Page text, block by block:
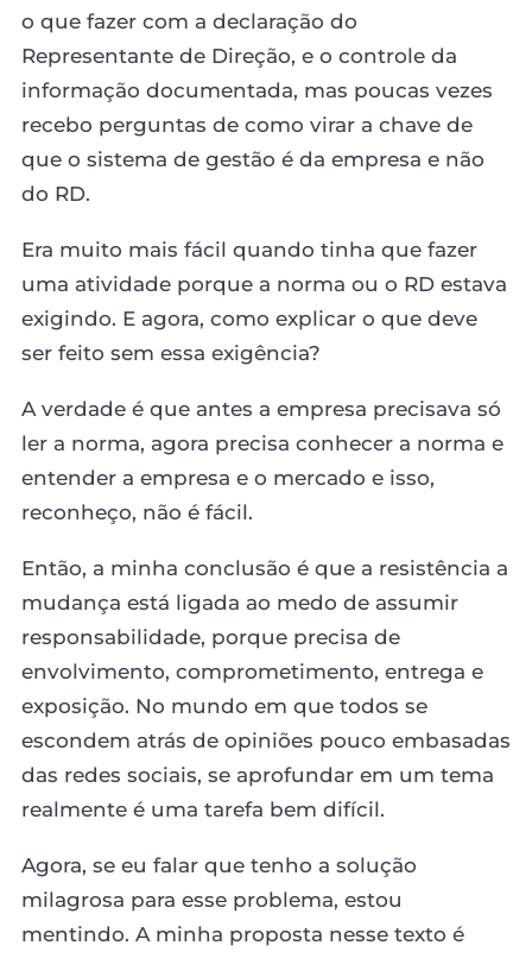
o que fazer com a declaração do
Representante de Direção, e o controle da
informação documentada, mas poucas vezes
recebo perguntas de como virar a chave de
que o sistema de gestão é da empresa e não
do RD.
Era muito mais fácil quando tinha que fazer
uma atividade porque a norma ou o RD estava
exigindo. E agora, como explicar o que deve
ser feito sem essa exigência?
A verdade é que antes a empresa precisava só
ler a norma, agora precisa conhecer a norma e
entender a empresa e o mercado e isso,
reconheço, não é fácil.
Então, a minha conclusão é que a resistência a
mudança está ligada ao medo de assumir
responsabilidade, porque precisa de
envolvimento, comprometimento, entrega e
exposição. No mundo em que todos se
escondem atrás de opiniões pouco embasadas
das redes sociais, se aprofundar em um tema
realmente é uma tarefa bem difícil.
Agora, se eu falar que tenho a solução
milagrosa para esse problema, estou
mentindo. A minha proposta nesse texto é